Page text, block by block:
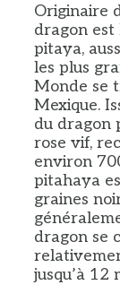
Originaire
dragon est
pitaya,
les plus
Monde se
Mexique.
du dragon
rose vif,
environ
pitahaya
graines
dragon se
jusqu’à 12